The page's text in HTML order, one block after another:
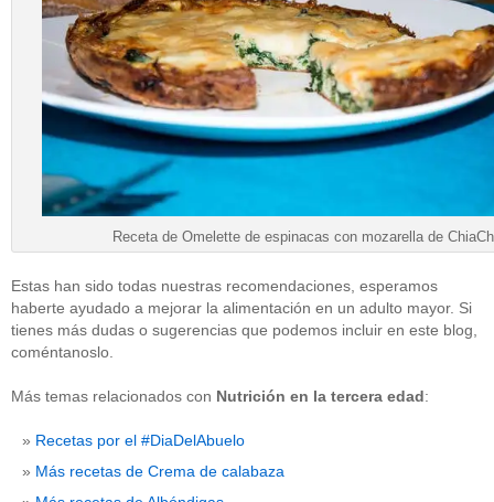
Receta de Omelette de espinacas con mozarella de
Estas han sido todas nuestras recomendaciones, esperamos
haberte ayudado a mejorar la alimentación en un adulto mayor. Si
tienes más dudas o sugerencias que podemos incluir en este blog,
coméntanoslo.
Más temas relacionados con Nutrición en la tercera edad:
Recetas por el #DiaDelAbuelo
Más recetas de Crema de calabaza